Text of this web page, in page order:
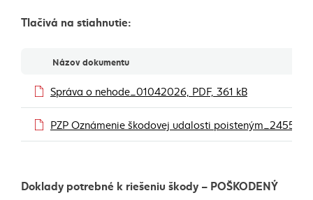
Tlačivá na stiahnutie:
DokumentyNázov dokumentu
Správa o nehode_01042026, PDF, 361 kB(externý
PZP Oznámenie škodovej udalosti
Doklady potrebné k riešeniu škody – POŠKODENÝ